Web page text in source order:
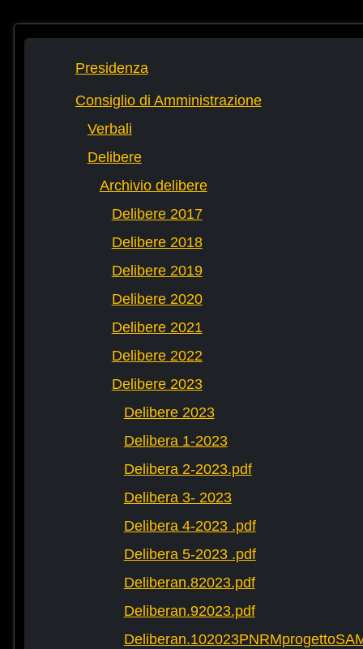
Presidenza
Consiglio di Amministrazione
Verbali
Delibere
Archivio delibere
Delibere 2017
Delibere 2018
Delibere 2019
Delibere 2020
Delibere 2021
Delibere 2022
Delibere 2023
Delibere 2023
Delibera 1-2023
Delibera 2-2023.pdf
Delibera 3- 2023
Delibera 4-2023 .pdf
Delibera 5-2023 .pdf
Deliberan.82023.pdf
Deliberan.92023.pdf